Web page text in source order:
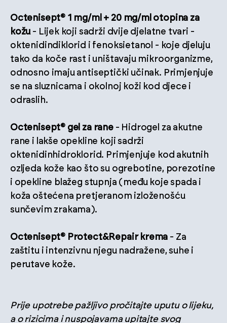
Octenisept® 1 mg/ml + 20 mg/ml otopina za
kožu- Lijek koji sadrži dvije djelatne tvari -
oktenidindiklorid i fenoksietanol - koje djeluju
tako da koče rast i uništavaju mikroorganizme,
odnosno imaju antiseptički učinak. Primjenjuje
se na sluznicama i okolnoj koži kod djece i
odraslih.
Octenisept® gel za rane- Hidrogel za akutne
rane i lakše opekline koji sadrži
oktenidinhidroklorid. Primjenjuje kod akutnih
ozljeda kože kao što su ogrebotine, porezotine
i opekline blažeg stupnja (među koje spada i
koža oštećena pretjeranom izloženošću
sunčevim zrakama).
Octenisept® Protect&Repair krema - Za
zaštitu i intenzivnu njegu nadražene, suhe i
perutave kože.
Prije upotrebe pažljivo pročitajte uputu o lijeku,
a o rizicima i nuspojavama upitajte svog